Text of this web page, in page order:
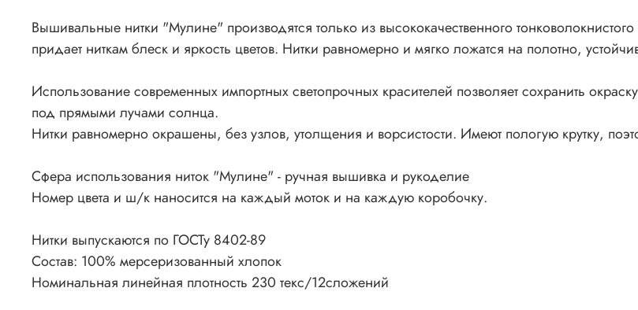
Вышивальные нитки "Мулине" производятся только из высококачественного
придает ниткам блеск и яркость цветов. Нитки равномерно и мягко ложатся на полотно,
Использование современных импортных светопрочных красителей позволяет сохранить
под прямыми лучами солнца.
Нитки равномерно окрашены, без узлов, утолщения и ворсистости. Имеют пологую крутку,
Сфера использования ниток "Мулине" - ручная вышивка и рукоделие
Номер цвета и ш/к наносится на каждый моток и на каждую коробочку.
Нитки выпускаются по ГОСТу 8402-89
Состав: 100% мерсеризованный хлопок
Номинальная линейная плотность 230 текс/12сложений